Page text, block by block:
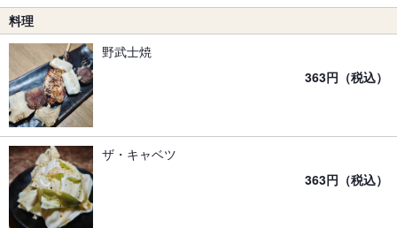
料理
野武士焼
363円（税込）
ザ・キャベツ
363円（税込）